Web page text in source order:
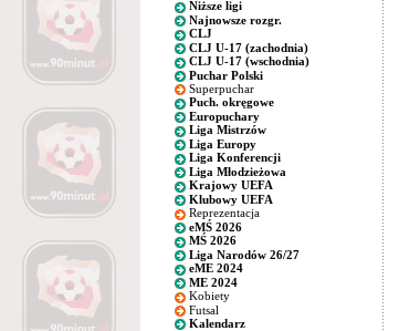
Niższe ligi
Najnowsze rozgr.
CLJ
CLJ U-17 (zachodnia)
CLJ U-17 (wschodnia)
Puchar Polski
Superpuchar
Puch. okręgowe
Europuchary
Liga Mistrzów
Liga Europy
Liga Konferencji
Liga Młodzieżowa
Krajowy UEFA
Klubowy UEFA
Reprezentacja
eMŚ 2026
MŚ 2026
Liga Narodów 26/27
eME 2024
ME 2024
Kobiety
Futsal
Kalendarz